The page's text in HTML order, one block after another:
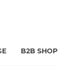
B2B SHOP